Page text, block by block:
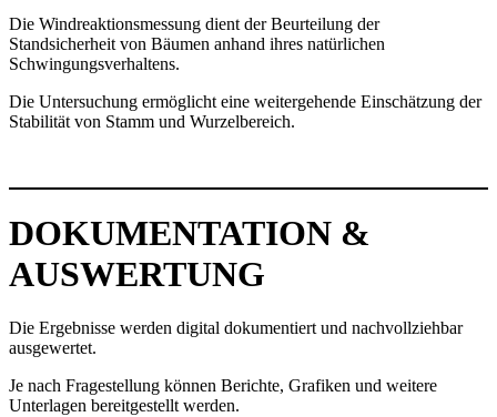
Die Windreaktionsmessung dient der Beurteilung der
Standsicherheit von Bäumen anhand ihres natürlichen
Schwingungsverhaltens.
Die Untersuchung ermöglicht eine weitergehende Einschätzung der
Stabilität von Stamm und Wurzelbereich.
DOKUMENTATION &
AUSWERTUNG
Die Ergebnisse werden digital dokumentiert und nachvollziehbar
ausgewertet.
Je nach Fragestellung können Berichte, Grafiken und weitere
Unterlagen bereitgestellt werden.